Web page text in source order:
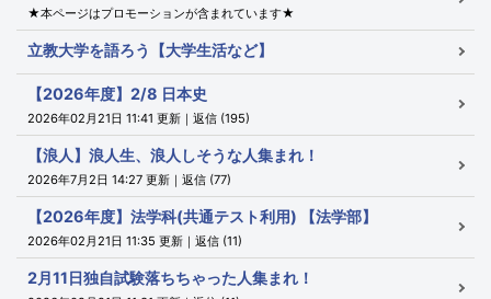
★本ページはプロモーションが含まれています★
立教大学を語ろう【大学生活など】
【2026年度】2/8 日本史
2026年02月21日 11:41 更新｜返信 (195)
【浪人】浪人生、浪人しそうな人集まれ！
2026年7月2日 14:27 更新｜返信 (77)
【2026年度】法学科(共通テスト利用) 【法学部】
2026年02月21日 11:35 更新｜返信 (11)
2月11日独自試験落ちちゃった人集まれ！